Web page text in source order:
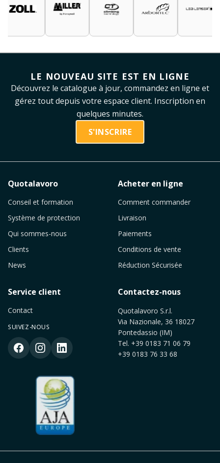
LE NOUVEAU SITE EST EN LIGNE
Découvrez le catalogue à jour, commandez en ligne et
gérez tout depuis votre espace client. Inscription en
quelques minutes.
S'INSCRIRE
Quotalavoro
Conseil et formation
Système de protection
Qui sommes-nous
Clients
News
Acheter en ligne
Comment commander
Livraison
Paiements
Conditions de vente
Réduction Sécurisée
Service client
Contact
SUIVEZ-NOUS
Contactez-nous
Quotalavoro S.r.l.
Via Nazionale, 36 18027
Pontedassio (IM)
Tel. +39 0183 71 06 79
+39 0183 76 33 68